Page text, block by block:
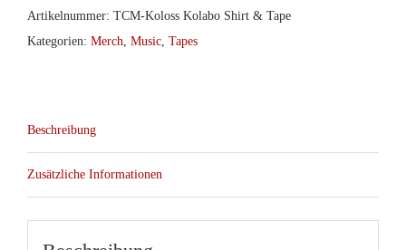
Artikelnummer: TCM-Koloss Kolabo Shirt & Tape
Kategorien: Merch, Music, Tapes
Beschreibung
Zusätzliche Informationen